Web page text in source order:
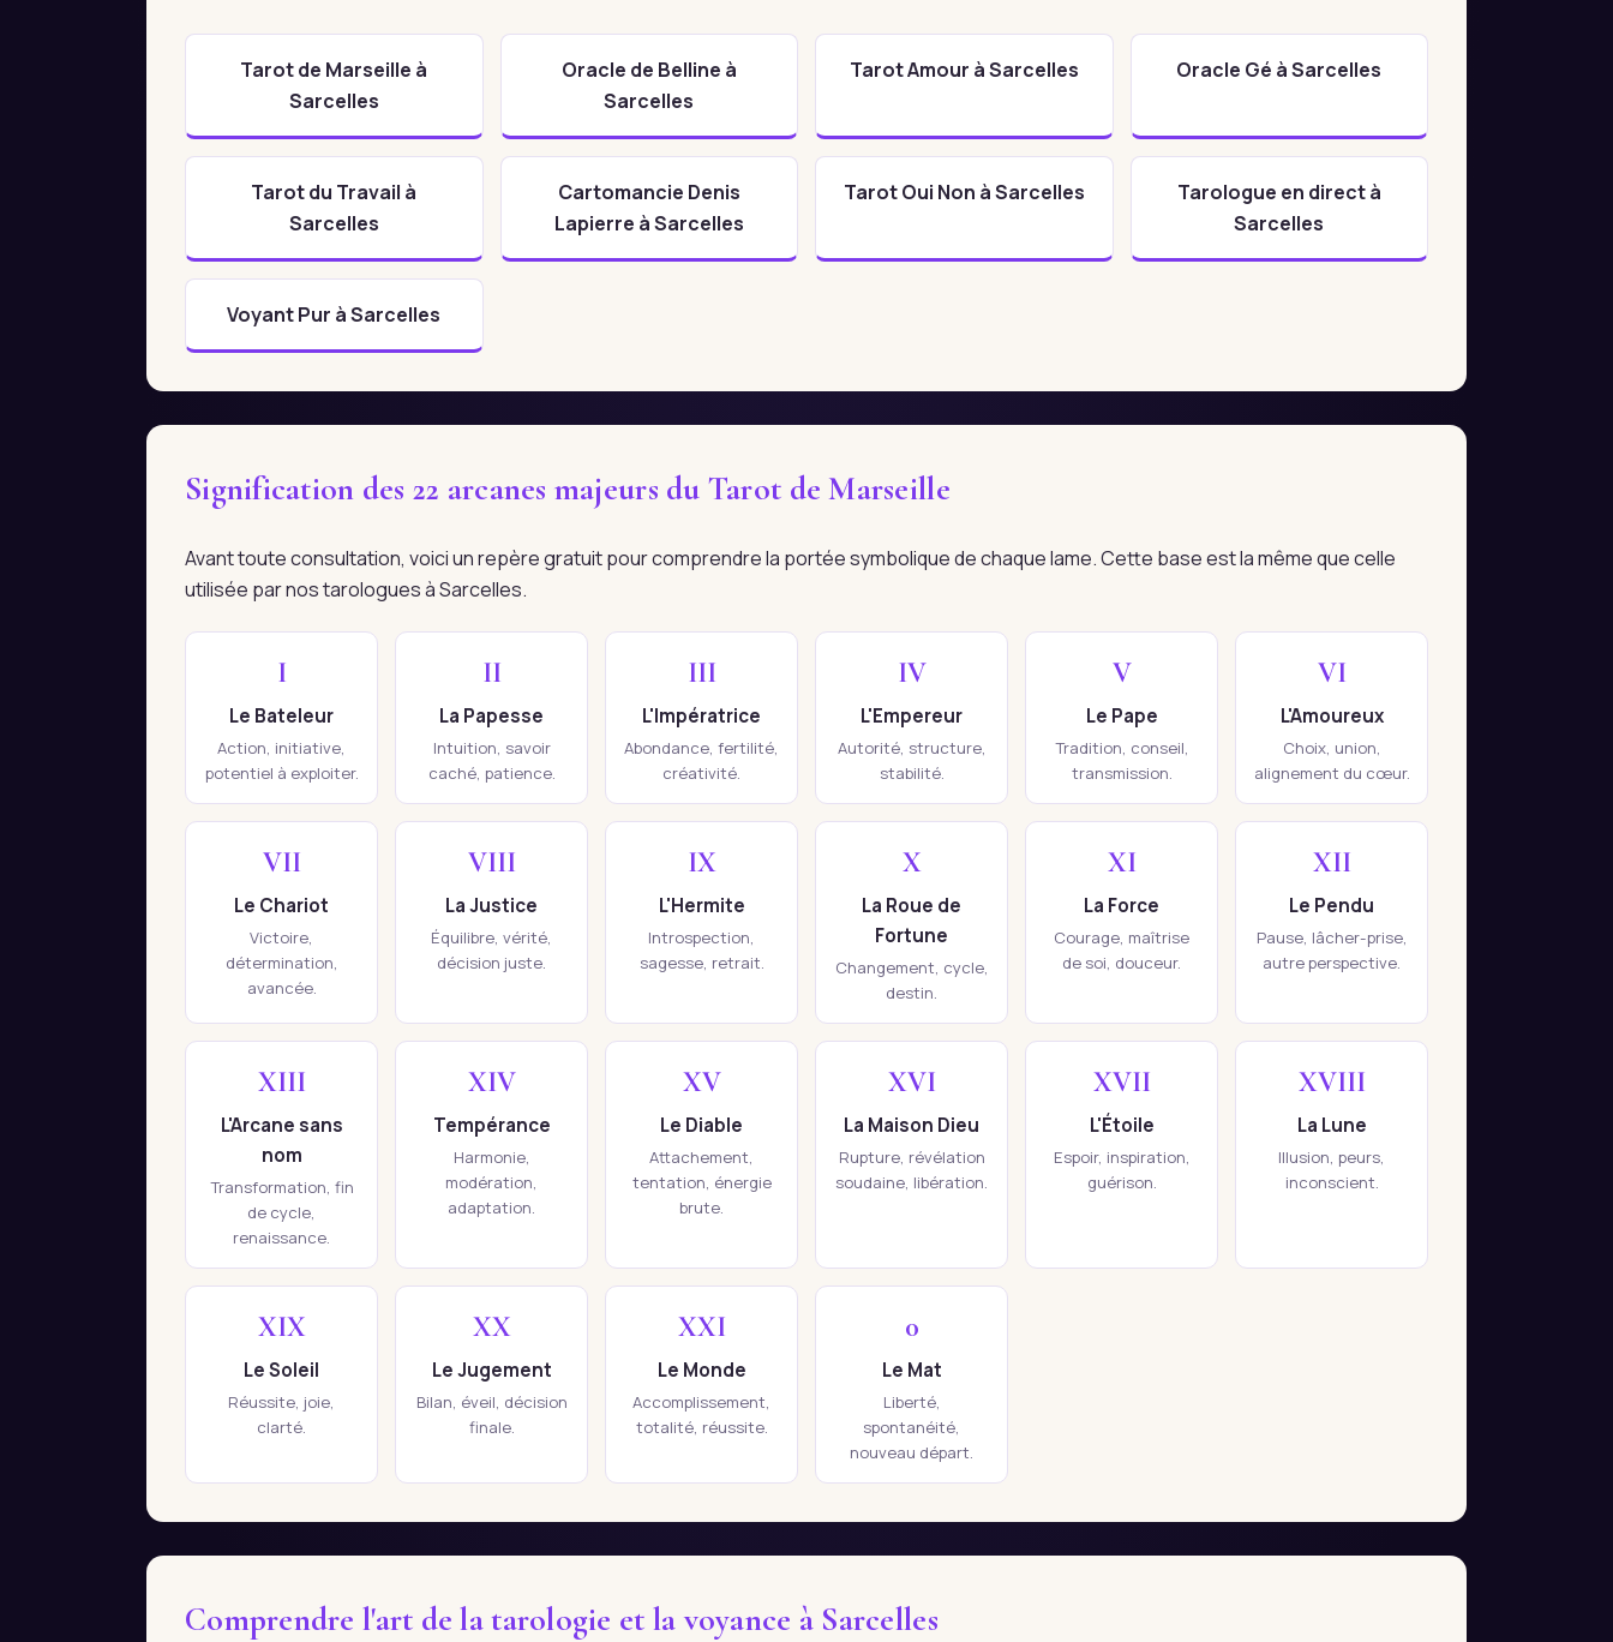
Tarot de Marseille à
Sarcelles
Oracle de Belline à
Sarcelles
Tarot Amour à Sarcelles Oracle Gé à Sarcelles
Tarot du Travail à
Sarcelles
Cartomancie Denis
Lapierre à Sarcelles
Tarot Oui Non à Sarcelles
Tarologue en direct à
Sarcelles
Voyant Pur à Sarcelles
Signification des 22 arcanes majeurs du Tarot de Marseille
Avant toute consultation, voici un repère gratuit pour comprendre la portée symbolique de chaque lame. Cette base est la même que celle
utilisée par nos tarologues à Sarcelles.
I
Le Bateleur
Action, initiative,
potentiel à exploiter.
II
La Papesse
Intuition, savoir
caché, patience.
III
L'Impératrice
Abondance, fertilité,
créativité.
IV
L'Empereur
Autorité, structure,
stabilité.
V
Le Pape
Tradition, conseil,
transmission.
VI
L'Amoureux
Choix, union,
alignement du cœur.
VII
Le Chariot
Victoire,
détermination,
avancée.
VIII
La Justice
Équilibre, vérité,
décision juste.
IX
L'Hermite
Introspection,
sagesse, retrait.
X
La Roue de
Fortune
Changement, cycle,
destin.
XI
La Force
Courage, maîtrise
de soi, douceur.
XII
Le Pendu
Pause, lâcher-prise,
autre perspective.
XIII
L'Arcane sans
nom
Transformation, fin
de cycle,
renaissance.
XIV
Tempérance
Harmonie,
modération,
adaptation.
XV
Le Diable
Attachement,
tentation, énergie
brute.
XVI
La Maison Dieu
Rupture, révélation
soudaine, libération.
XVII
L'Étoile
Espoir, inspiration,
guérison.
XVIII
La Lune
Illusion, peurs,
inconscient.
XIX
Le Soleil
Réussite, joie,
clarté.
XX
Le Jugement
Bilan, éveil, décision
finale.
XXI
Le Monde
Accomplissement,
totalité, réussite.
0
Le Mat
Liberté,
spontanéité,
nouveau départ.
Comprendre l'art de la tarologie et la voyance à Sarcelles